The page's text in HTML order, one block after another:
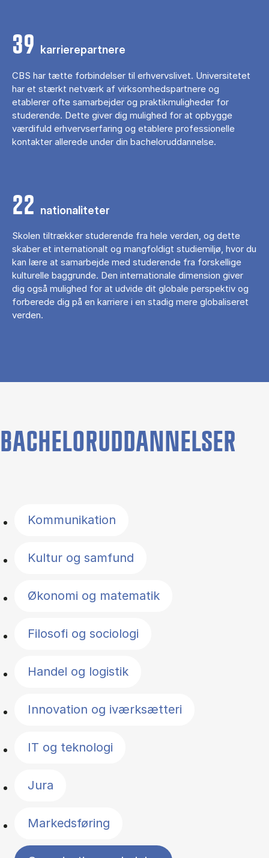
39 karrierepartnere
CBS har tætte forbindelser til erhvervslivet. Universitetet
har et stærkt netværk af virksomhedspartnere og
etablerer ofte samarbejder og praktikmuligheder for
studerende. Dette giver dig mulighed for at opbygge
værdifuld erhvervserfaring og etablere professionelle
kontakter allerede under din bacheloruddannelse.
22 nationaliteter
Skolen tiltrækker studerende fra hele verden, og dette
skaber et internationalt og mangfoldigt studiemiljø, hvor du
kan lære at samarbejde med studerende fra forskellige
kulturelle baggrunde. Den internationale dimension giver
dig også mulighed for at udvide dit globale perspektiv og
forberede dig på en karriere i en stadig mere globaliseret
verden.
BACHELORUDDANNELSER
Kommunikation
Kultur og samfund
Økonomi og matematik
Filosofi og sociologi
Handel og logistik
Innovation og iværksætteri
IT og teknologi
Jura
Markedsføring